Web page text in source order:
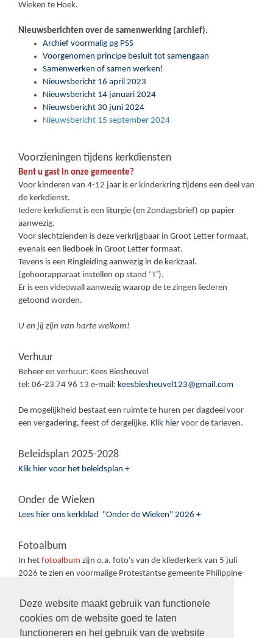
Deze website maakt gebruik van functionele
cookies om de website goed te laten
functioneren en het gebruik van de website
Wieken te Hoek.
Nieuwsberichten over de samenwerking (archief).
Archief voormalig pg PSS
Voorgenomen principe besluit tot samengaan
Samenwerken of samen werken!
Nieuwsbericht 16 april 2023
Nieuwsbericht 14 januari 2024
Nieuwsbericht 30 juni 2024
Nieuwsbericht 15 september 2024
Voorzieningen tijdens kerkdiensten
Bent u gast in onze gemeente?
Voor kinderen van 4-12 jaar is er kinderkring tijdens een deel van
de kerkdienst.
Iedere kerkdienst is een liturgie (en Zondagsbrief) op papier
aanwezig.
Voor slechtzienden is deze verkrijgbaar in Groot Letter formaat,
evenals een liedboek in Groot Letter formaat.
Tevens is een Ringleiding aanwezig in de kerkzaal.
(gehoorapparaat instellen op stand ‘T’).
Er is een videowall aanwezig waarop de te zingen liederen
getoond worden.
U en jij zijn van harte welkom!
Verhuur
Beheer en verhuur: Kees Biesheuvel
tel: 06-23 74 96 13 e-mail: keesbiesheuvel123@gmail.com
De mogelijkheid bestaat een ruimte te huren per dagdeel voor
een vergadering, feest of dergelijke. Klik hier voor de tarieven.
Beleidsplan 2025-2028
Klik hier voor het beleidsplan +
Onder de Wieken
Lees hier ons kerkblad "Onder de Wieken" 2026 +
Fotoalbum
In het fotoalbum zijn o.a. foto's van de kliederkerk van 5 juli
2026 te zien en voormalige Protestantse gemeente Philippine-